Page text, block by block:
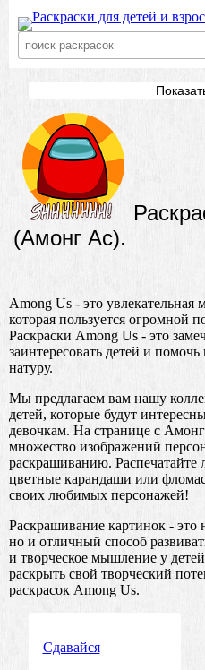
(Амонг Ас).
Among Us - это увлекательная
которая пользуется огромной
Раскраски Among Us - это
заинтересовать детей и
натуру.
Мы предлагаем вам нашу
детей, которые будут
девочкам. На странице с
множество изображений
раскрашиванию. Распечатайте
цветные карандаши или
своих любимых персонажей!
Раскрашивание картинок - это
но и отличный способ
и творческое мышление у
раскрыть свой творческий
раскрасок Among Us.
Сдавайся